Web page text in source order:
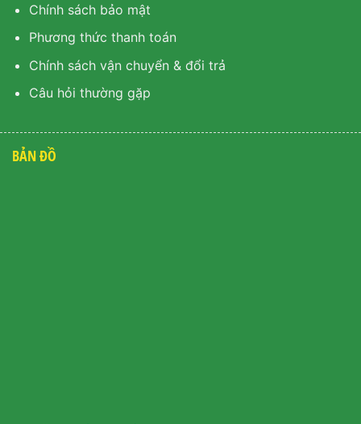
Chính sách bảo mật
Phương thức thanh toán
Chính sách vận chuyển & đổi trả
Câu hỏi thường gặp
BẢN ĐỒ